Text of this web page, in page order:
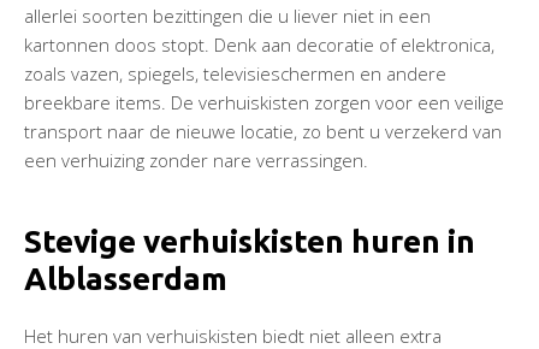
allerlei soorten bezittingen die u liever niet in een
kartonnen doos stopt. Denk aan decoratie of elektronica,
zoals vazen, spiegels, televisieschermen en andere
breekbare items. De verhuiskisten zorgen voor een veilige
transport naar de nieuwe locatie, zo bent u verzekerd van
een verhuizing zonder nare verrassingen.
Stevige verhuiskisten huren in
Alblasserdam
Het huren van verhuiskisten biedt niet alleen extra